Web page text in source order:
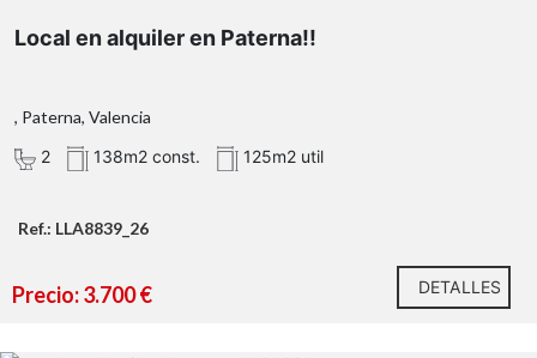
Local en alquiler en Paterna!!
, Paterna, Valencia
2
138m2 const. 125m2 util
Ref.: LLA8839_26
Precio: 3.700 € DETALLES